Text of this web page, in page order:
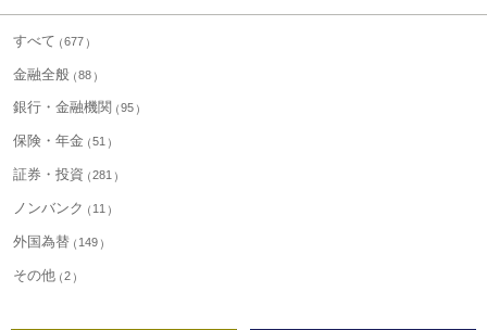
すべて 677
金融全般 88
銀行・金融機関 95
保険・年金 51
証券・投資 281
ノンバンク 11
外国為替 149
その他 2